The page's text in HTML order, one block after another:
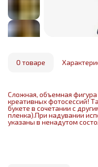
О товаре
Сложная, объемная
креативных фотосессий!
букете в сочетании с
пленка).При надувании
указаны в ненадутом